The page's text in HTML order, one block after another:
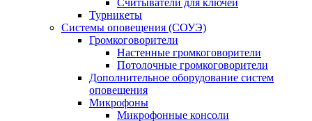
Считыватели для ключей
Турникеты
Системы оповещения (СОУЭ)
Громкоговорители
Настенные громкоговорители
Потолочные громкоговорители
Дополнительное оборудование систем
оповещения
Микрофоны
Микрофонные консоли